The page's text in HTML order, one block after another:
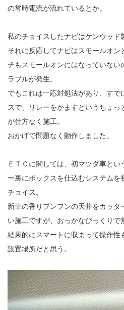
の常時電流が流れているとか。
私のチョイスしたナビはケンウッド
それに反応してナビはスモールオン
チもスモールオンにはなっていない
ラブルが発生。
でもこれは一応対処法があり、すで
スで、リレーをかますというちょっ
が仕方なく施工。
おかげで問題なく動作しました。
ＥＴＣに関しては、初マツダ車と
ー裏にボックスを仕込むシステムを
チョイス。
新車の香りプンプンの天井をカッタ
い施工ですが、おっかなびっくりで
結果的にスマートに収まって操作性
設置場所だと思う。